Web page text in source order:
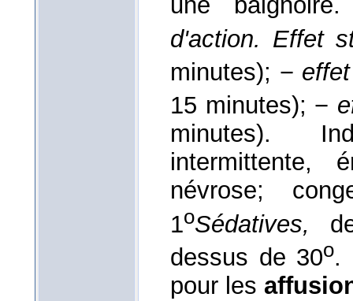
d'action. Effet
minutes); −
15 minutes); −
minutes).
intermittente,
névrose;
1oSédatives,
dessus de 30o.
pour les